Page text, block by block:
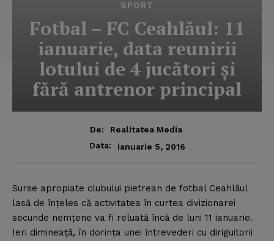
SPORT
Fotbal – FC Ceahlăul: 11
ianuarie, data reunirii
lotului de 4 jucători şi
fără antrenor principal
De:
Realitatea Media
Data:
ianuarie 5, 2016
Surse apropiate clubului pietrean de fotbal Ceahlăul
lasă de înţeles că activitatea în curtea divizionarei
secunde nemţene va fi reluată încă de luni 11 ianuarie.
Ieri dimineaţă, în dorinţa unei întrevederi cu diriguitorii